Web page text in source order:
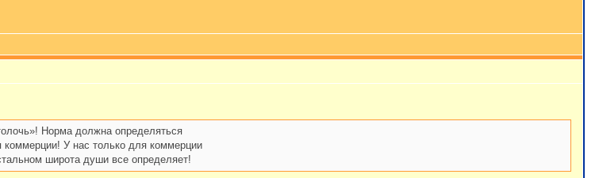
Норма должна определяться
У нас только для коммерции
широта души все определяет!